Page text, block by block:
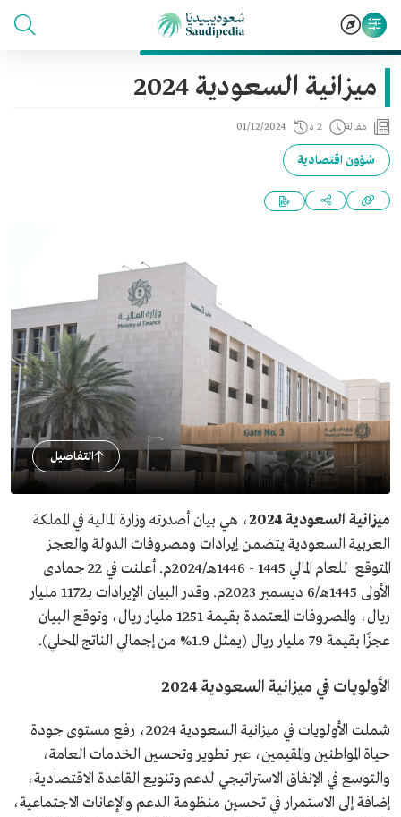
ميزانية السعودية 2024
مقالة 2 د 01/12/2024
شؤون اقتصادية
التفاصيل
ميزانية السعودية 2024
، هي بيان أصدرته وزارة المالية في المملكة
العربية السعودية يتضمن إيرادات ومصروفات الدولة والعجز
المتوقع للعام المالي 1445 - 1446هـ/2024م. أعلنت في 22 جمادى
الأولى 1445هـ/6 ديسمبر 2023م. وقدر البيان الإيرادات بـ1172 مليار
ريال، والمصروفات المعتمدة بقيمة 1251 مليار ريال، وتوقع البيان
عجزًا بقيمة 79 مليار ريال (يمثل 1.9% من إجمالي الناتج المحلي).
الأولويات في ميزانية السعودية 2024
شملت الأولويات في ميزانية السعودية 2024، رفع مستوى جودة
حياة المواطنين والمقيمين، عبر تطوير وتحسين الخدمات العامة،
والتوسع في الإنفاق الاستراتيجي لدعم وتنويع القاعدة الاقتصادية،
إضافة إلى الاستمرار في تحسين منظومة الدعم والإعانات الاجتماعية،